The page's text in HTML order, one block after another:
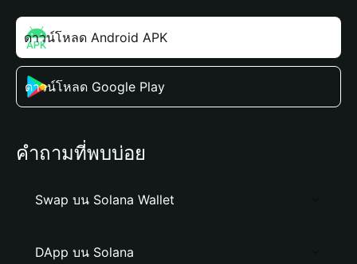
ดาวน์โหลด Android APK
ดาวน์โหลด Google Play
คำถามที่พบบ่อย
Swap บน Solana Wallet
DApp บน Solana